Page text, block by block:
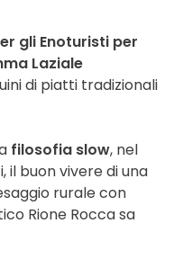
gli Enoturisti per
Laziale
di piatti tradizionali
filosofia slow, nel
il buon vivere di una
rurale con
Rione Rocca sa